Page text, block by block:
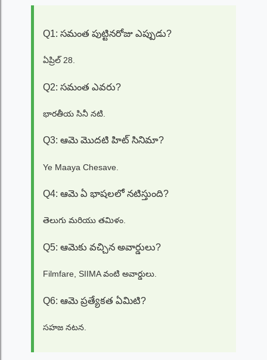
Q1: సమంత పుట్టినరోజు ఎప్పుడు?
ఏప్రిల్ 28.
Q2: సమంత ఎవరు?
భారతీయ సినీ నటి.
Q3: ఆమె మొదటి హిట్ సినిమా?
Ye Maaya Chesave.
Q4: ఆమె ఏ భాషలలో నటిస్తుంది?
తెలుగు మరియు తమిళం.
Q5: ఆమెకు వచ్చిన అవార్డులు?
Filmfare, SIIMA వంటి అవార్డులు.
Q6: ఆమె ప్రత్యేకత ఏమిటి?
సహజ నటన.